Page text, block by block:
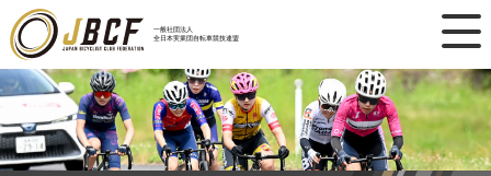
一般社団法人
全日本実業団自転車競技連盟
×
ニュース
レース日程